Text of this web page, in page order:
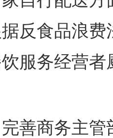
反食品浪
服务经营
商务主管